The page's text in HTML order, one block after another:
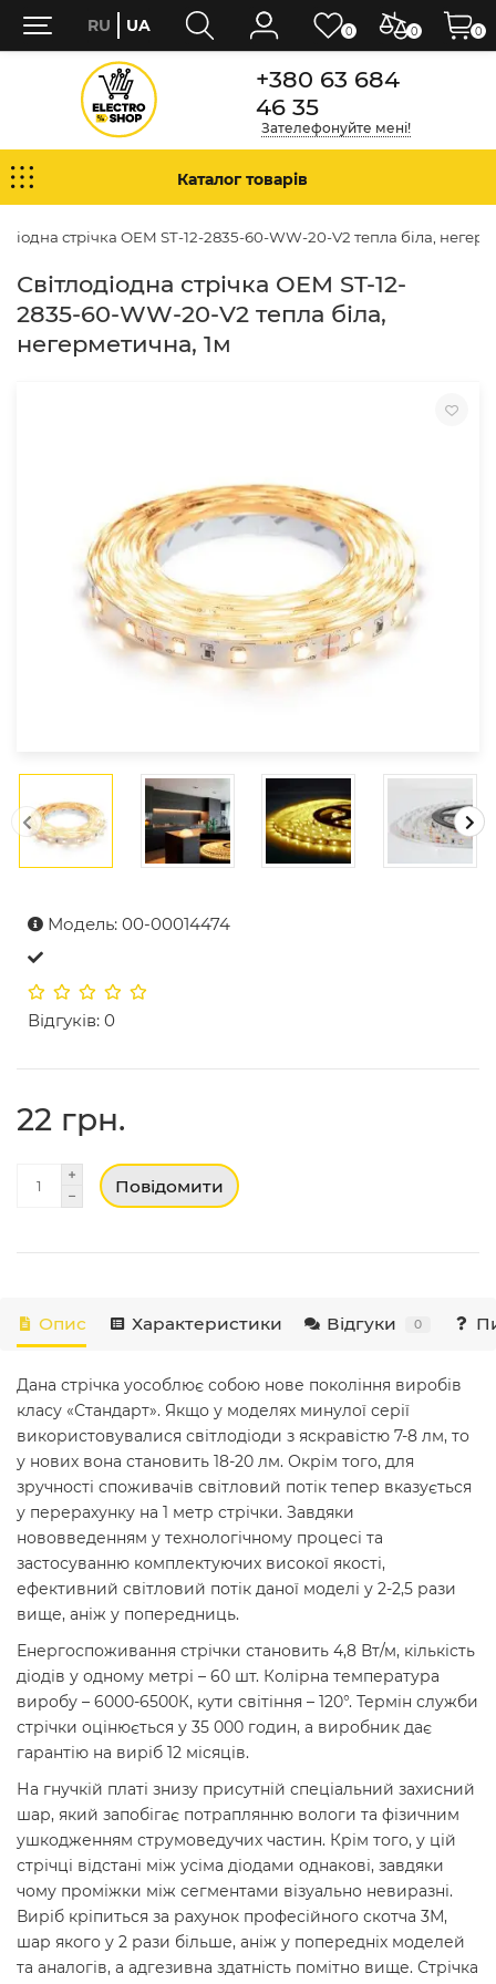
+380 63 684
46 35
Зателефонуйте мені!
Каталог товарів
стрічка OEM ST-12-2835-60-WW-20-V2 тепла біла,
Світлодіодна стрічка OEM ST-12-
2835-60-WW-20-V2 тепла біла,
негерметична, 1м
Модель: 00-00014474
Відгуків: 0
22 грн.
Повідомити
Опис Характеристики Відгуки 0
Дана стрічка уособлює собою нове покоління виробів
класу «Стандарт». Якщо у моделях минулої серії
використовувалися світлодіоди з яскравістю 7-8 лм, то
у нових вона становить 18-20 лм. Окрім того, для
зручності споживачів світловий потік тепер вказується
у перерахунку на 1 метр стрічки. Завдяки
нововведенням у технологічному процесі та
застосуванню комплектуючих високої якості,
ефективний світловий потік даної моделі у 2-2,5 рази
вище, аніж у попередниць.
Енергоспоживання стрічки становить 4,8 Вт/м, кількість
діодів у одному метрі – 60 шт. Колірна температура
виробу – 6000-6500К, кути світіння – 120°. Термін служби
стрічки оцінюється у 35 000 годин, а виробник дає
гарантію на виріб 12 місяців.
На гнучкій платі знизу присутній спеціальний захисний
шар, який запобігає потраплянню вологи та фізичним
ушкодженням струмоведучих частин. Крім того, у цій
стрічці відстані між усіма діодами однакові, завдяки
чому проміжки між сегментами візуально невиразні.
Виріб кріпиться за рахунок професійного скотча 3М,
шар якого у 2 рази більше, аніж у попередніх моделей
та аналогів, а адгезивна здатність помітно вище. Стрічка
0 0
RU UA 0